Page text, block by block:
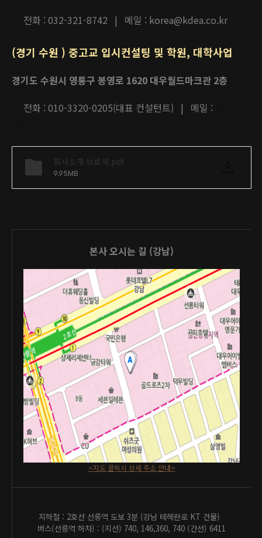
전화 : 032-321-8742 | 메일 : korea@kdea.co.kr
(경기 수원 ) 중고교 입시컨설팅 및 학원, 대학사업
경기도 수원시 영통구 봉영로 1620 대우월드마크관 2층
전화 : 010-3320-0205(대표 컨설턴트) | 메일 :
회사소개 브로셔.pdf
9.95MB
본사 오시는 길 (강남)
<지도 클릭시 상세 주소 안내>
지하철 : 2호선 선릉역 도보 3분 (강남 테헤란로 KT 건물)
버스(선릉역 하차) : (지선) 740, 146,360, 740 (간선) 6411